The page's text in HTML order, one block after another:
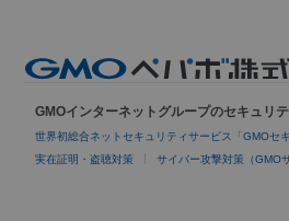
GMOインターネットグループのセキュリ
世界初総合ネットセキュリティサービス「GMOセ
実在証明・盗聴対策 サイバー攻撃対策（GMO